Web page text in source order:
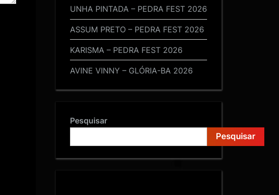
UNHA PINTADA – PEDRA FEST 2026
ASSUM PRETO – PEDRA FEST 2026
KARISMA – PEDRA FEST 2026
AVINE VINNY – GLÓRIA-BA 2026
Pesquisar
Pesquisar